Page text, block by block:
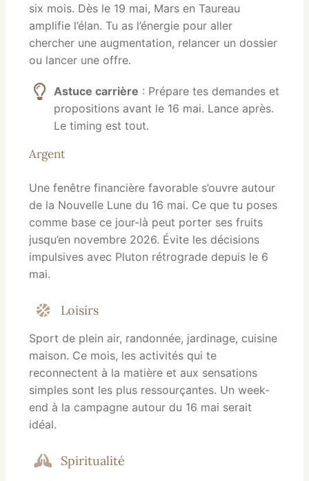
six mois. Dès le 19 mai, Mars en Taureau
amplifie l’élan. Tu as l’énergie pour aller
chercher une augmentation, relancer un dossier
ou lancer une offre.
Astuce carrière : Prépare tes demandes et
propositions avant le 16 mai. Lance après.
Le timing est tout.
Argent
Une fenêtre financière favorable s’ouvre autour
de la Nouvelle Lune du 16 mai. Ce que tu poses
comme base ce jour-là peut porter ses fruits
jusqu’en novembre 2026. Évite les décisions
impulsives avec Pluton rétrograde depuis le 6
mai.
Loisirs
Sport de plein air, randonnée, jardinage, cuisine
maison. Ce mois, les activités qui te
reconnectent à la matière et aux sensations
simples sont les plus ressourçantes. Un week-
end à la campagne autour du 16 mai serait
idéal.
Spiritualité